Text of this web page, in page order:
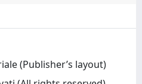
(Publisher’s layout)